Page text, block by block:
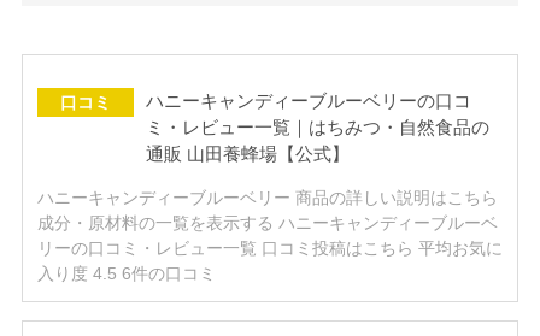
る
口コミ
ハニーキャンディーブルーベリーの口コ
ミ・レビュー一覧｜はちみつ・自然食品の
通販 山田養蜂場【公式】
ハニーキャンディーブルーベリー 商品の詳しい説明はこちら
成分・原材料の一覧を表示する ハニーキャンディーブルーベ
リーの口コミ・レビュー一覧 口コミ投稿はこちら 平均お気に
入り度 4.5 6件の口コミ